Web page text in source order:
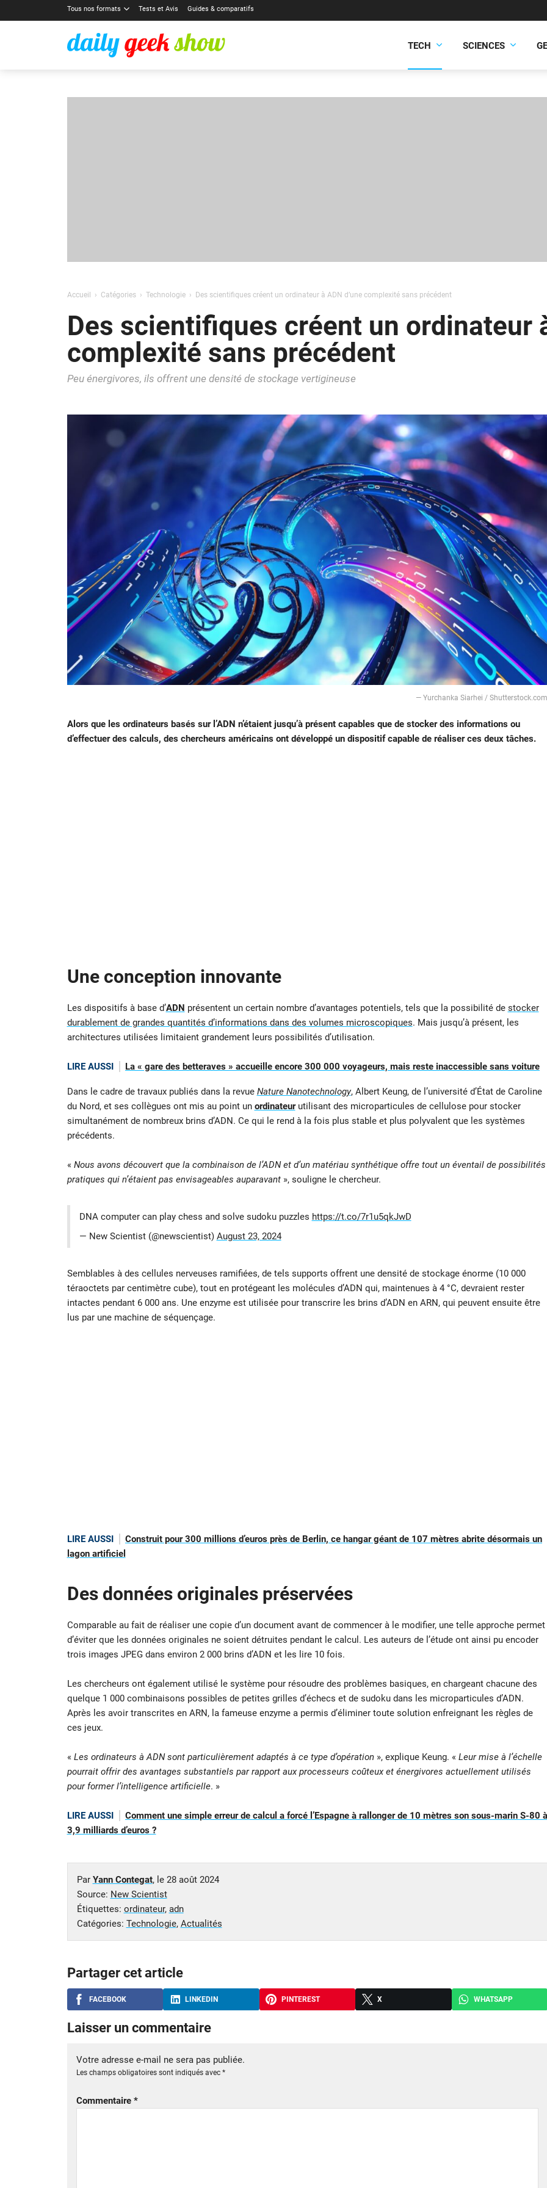
Tous nos formats Tests et Avis Guides & comparatifs
TECH SCIENCES
Accueil Catégories Technologie Des scientifiques créent un ordinateur à ADN d’une complexité sans précédent
Des scientifiques créent un ordinateur
complexité sans précédent
Peu énergivores, ils offrent une densité de stockage vertigineuse
— Yurchanka Siarhei / Shutterstock.com
Alors que les ordinateurs basés sur l’ADN n’étaient jusqu’à présent capables que de stocker des informations ou
d’effectuer des calculs, des chercheurs américains ont développé un dispositif capable de réaliser ces deux tâches.
Une conception innovante
Les dispositifs à base d’ADN présentent un certain nombre d’avantages potentiels, tels que la possibilité de stocker
durablement de grandes quantités d’informations dans des volumes microscopiques. Mais jusqu’à présent, les
architectures utilisées limitaient grandement leurs possibilités d’utilisation.
LIRE AUSSI La « gare des betteraves » accueille encore 300 000 voyageurs, mais reste inaccessible sans voiture
Dans le cadre de travaux publiés dans la revue Nature Nanotechnology, Albert Keung, de l’université d’État de Caroline
du Nord, et ses collègues ont mis au point un ordinateurutilisant des microparticules de cellulose pour stocker
simultanément de nombreux brins d’ADN. Ce qui le rend à la fois plus stable et plus polyvalent que les systèmes
précédents.
« Nous avons découvert que la combinaison de l’ADN et d’un matériau synthétique offre tout un éventail de possibilités
pratiques qui n’étaient pas envisageables auparavant», souligne le chercheur.
DNA computer can play chess and solve sudoku puzzles https://t.co/7r1u5qkJwD
— New Scientist (@newscientist) August 23, 2024
Semblables à des cellules nerveuses ramifiées, de tels supports offrent une densité de stockage énorme (10 000
téraoctets par centimètre cube), tout en protégeant les molécules d’ADN qui, maintenues à 4 °C, devraient rester
intactes pendant 6 000 ans. Une enzyme est utilisée pour transcrire les brins d’ADN en ARN, qui peuvent ensuite être
lus par une machine de séquençage.
LIRE AUSSI
Construit pour 300 millions d’euros près de Berlin, ce hangar géant de 107 mètres abrite désormais un
lagon artificiel
Des données originales préservées
Comparable au fait de réaliser une copie d’un document avant de commencer à le modifier, une telle approche permet
d’éviter que les données originales ne soient détruites pendant le calcul. Les auteurs de l’étude ont ainsi pu encoder
trois images JPEG dans environ 2 000 brins d’ADN et les lire 10 fois.
Les chercheurs ont également utilisé le système pour résoudre des problèmes basiques, en chargeant chacune des
quelque 1 000 combinaisons possibles de petites grilles d’échecs et de sudoku dans les microparticules d’ADN.
Après les avoir transcrites en ARN, la fameuse enzyme a permis d’éliminer toute solution enfreignant les règles de
ces jeux.
« Les ordinateurs à ADN sont particulièrement adaptés à ce type d’opération », explique Keung. « Leur mise à l’échelle
pourrait offrir des avantages substantiels par rapport aux processeurs coûteux et énergivores actuellement utilisés
pour former l’intelligence artificielle. »
LIRE AUSSI
Comment une simple erreur de calcul a forcé l’Espagne à rallonger de 10 mètres son sous-marin S-80 à
3,9 milliards d’euros ?
Par Yann Contegat, le 28 août 2024
Source: New Scientist
Étiquettes: ordinateur, adn
Catégories: Technologie, Actualités
Partager cet article
FACEBOOK LINKEDIN PINTEREST X WHATSAPP
Laisser un commentaire
Votre adresse e-mail ne sera pas publiée.
Les champs obligatoires sont indiqués avec *
Commentaire *